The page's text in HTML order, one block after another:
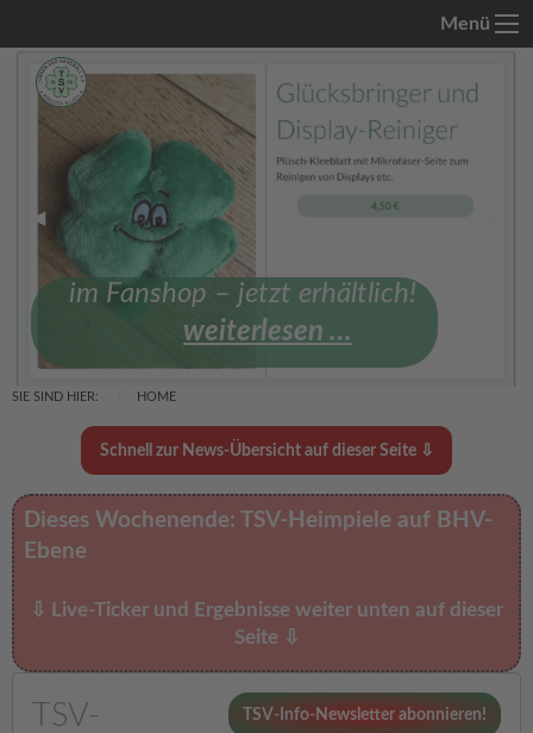
Menü
Previous Slide
◀︎
im Fanshop – jetzt erhältlich!
weiterlesen …
SIE SIND HIER: HOME
Schnell zur News-Übersicht auf dieser Seite ⇩
Dieses Wochenende: TSV-Heimpiele auf BHV-
Ebene
⇩ Live-Ticker und Ergebnisse weiter unten auf dieser
Seite ⇩
TSV-Info-Newsletter abonnieren!
TSV-